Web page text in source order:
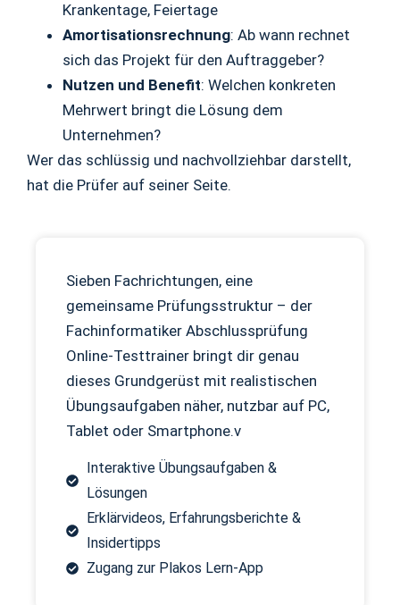
Krankentage, Feiertage
Amortisationsrechnung: Ab wann rechnet
sich das Projekt für den Auftraggeber?
Nutzen und Benefit: Welchen konkreten
Mehrwert bringt die Lösung dem
Unternehmen?
Wer das schlüssig und nachvollziehbar darstellt,
hat die Prüfer auf seiner Seite.
Sieben Fachrichtungen, eine
gemeinsame Prüfungsstruktur – der
Fachinformatiker Abschlussprüfung
Online-Testtrainer bringt dir genau
dieses Grundgerüst mit realistischen
Übungsaufgaben näher, nutzbar auf PC,
Tablet oder Smartphone.v
Interaktive Übungsaufgaben &
Lösungen
Erklärvideos, Erfahrungsberichte &
Insidertipps
Zugang zur Plakos Lern-App